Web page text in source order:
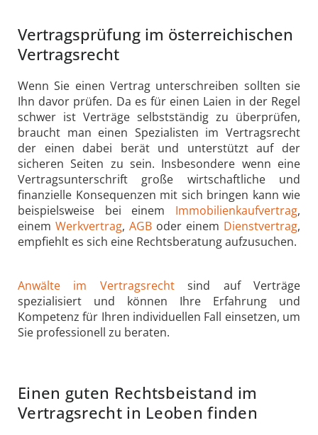
Vertragsprüfung im österreichischen
Vertragsrecht
Wenn Sie einen Vertrag unterschreiben sollten sie
Ihn davor prüfen. Da es für einen Laien in der Regel
schwer ist Verträge selbstständig zu überprüfen,
braucht man einen Spezialisten im Vertragsrecht
der einen dabei berät und unterstützt auf der
sicheren Seiten zu sein. Insbesondere wenn eine
Vertragsunterschrift große wirtschaftliche und
finanzielle Konsequenzen mit sich bringen kann wie
beispielsweise bei einem Immobilienkaufvertrag,
einem Werkvertrag, AGB oder einem Dienstvertrag,
empfiehlt es sich eine Rechtsberatung aufzusuchen.
Anwälte im Vertragsrechtsind auf Verträge
spezialisiert und können Ihre Erfahrung und
Kompetenz für Ihren individuellen Fall einsetzen, um
Sie professionell zu beraten.
Einen guten Rechtsbeistand im
Vertragsrecht in Leoben finden